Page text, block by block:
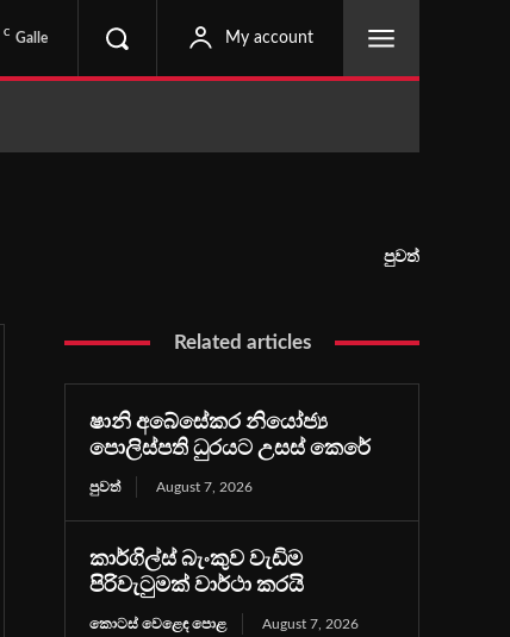
C Galle My account
පුවත්
Related articles
ෂානි අබේසේකර නියෝජ්‍ය
පොලිස්පති ධුරයට උසස් කෙරේ
පුවත් August 7, 2026
කාර්ගිල්ස් බැංකුව වැඩිම
පිරිවැටුමක් වාර්ථා කරයි
කොටස් වෙළෙඳ පොළ August 7, 2026